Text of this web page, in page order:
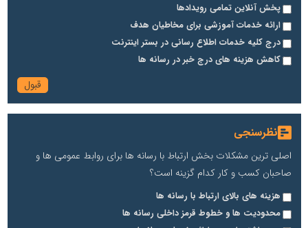
پخش آنلاین تمامی رویدادها
ارائه خدمات آموزشی برای مخاطیان هدف
درج کلیه خدمات اطلاع رسانی در بستر اینترنت
کاهش هزینه های درج خبر در رسانه ها
نظرسنجی
اصلی ترین مشکلات بخش ارتباط با رسانه ها برای روابط عمومی ها و
صاحبان کسب و کار کدام گزینه است؟
هزینه های بالای ارتباط با رسانه ها
محدودیت ها و خطوط قرمز داخلی رسانه ها